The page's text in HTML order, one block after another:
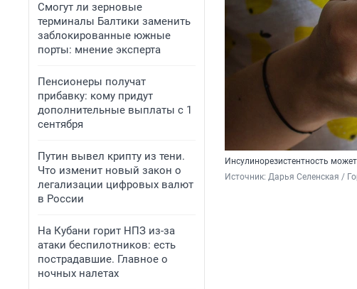
Смогут ли зерновые
терминалы Балтики заменить
заблокированные южные
порты: мнение эксперта
Пенсионеры получат
прибавку: кому придут
дополнительные выплаты с 1
сентября
Путин вывел крипту из тени.
Что изменит новый закон о
легализации цифровых валют
в России
На Кубани горит НПЗ из-за
атаки беспилотников: есть
пострадавшие. Главное о
ночных налетах
Инсулинорезистентность
Источник: Дарья Селенская /